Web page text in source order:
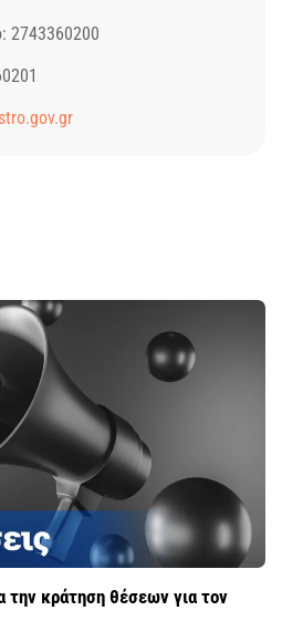
2743360200
την κράτηση θέσεων για τον